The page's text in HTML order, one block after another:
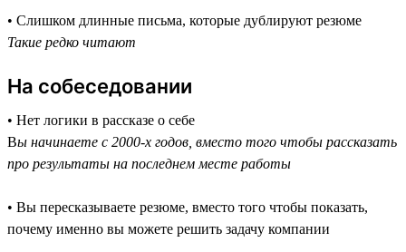
• Слишком длинные письма, которые дублируют резюме
Такие редко читают
На собеседовании
• Нет логики в рассказе о себе
Вы начинаете с 2000-х годов, вместо того чтобы рассказать
про результаты на последнем месте работы
• Вы пересказываете резюме, вместо того чтобы показать,
почему именно вы можете решить задачу компании